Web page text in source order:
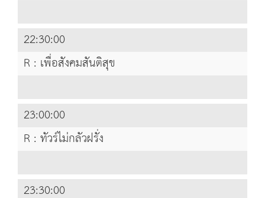
22:30:00
R : เพื่อสังคมสันติสุข
23:00:00
R : ทัวร์ไม่กลัวฝรั่ง
23:30:00